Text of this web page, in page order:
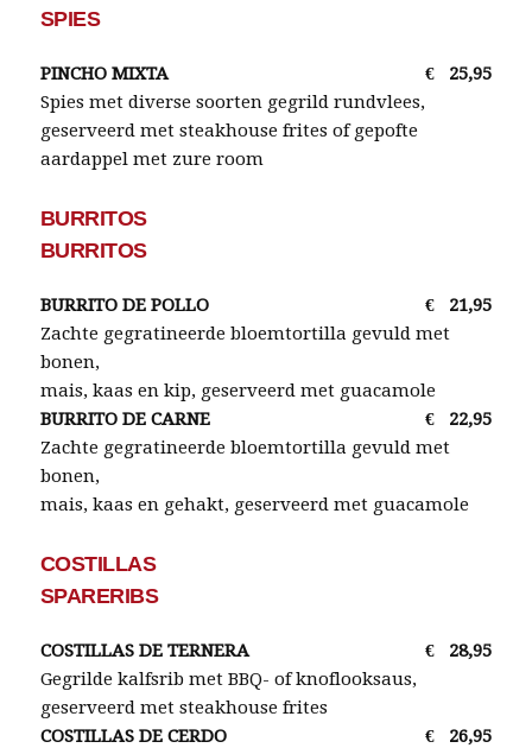
SPIES
PINCHO MIXTA €
25,95
Spies met diverse soorten gegrild rundvlees,
geserveerd met steakhouse frites of gepofte
aardappel met zure room
BURRITOS
BURRITOS
BURRITO DE POLLO €
21,95
Zachte gegratineerde bloemtortilla gevuld met
bonen,
mais, kaas en kip, geserveerd met guacamole
BURRITO DE CARNE
€
22,95
Zachte gegratineerde bloemtortilla gevuld met
bonen,
mais, kaas en gehakt, geserveerd met guacamole
COSTILLAS
SPARERIBS
COSTILLAS DE TERNERA €
28,95
Gegrilde kalfsrib met BBQ- of knoflooksaus,
geserveerd met steakhouse frites
COSTILLAS DE CERDO
€
26,95